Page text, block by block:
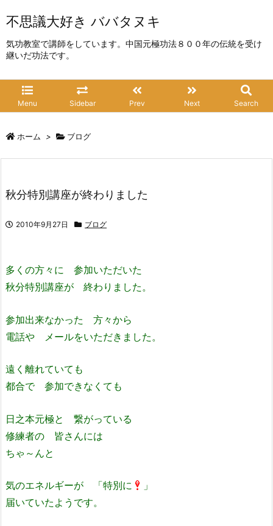
不思議大好き ババタヌキ
気功教室で講師をしています。中国元極功法８００年の伝統を受け
継いだ功法です。
Menu Sidebar Prev Next Search
ホーム > ブログ
秋分特別講座が終わりました
2010年9月27日 ブログ
多くの方々に 参加いただいた
秋分特別講座が 終わりました。
参加出来なかった 方々から
電話や メールをいただきました。
遠く離れていても
都合で 参加できなくても
日之本元極と 繋がっている
修練者の 皆さんには
ちゃ～んと
気のエネルギーが 「特別に
」
届いていたようです。